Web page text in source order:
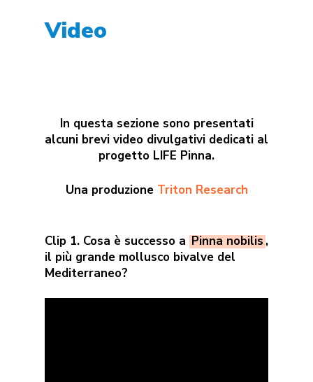
Video
In questa sezione sono presentati
alcuni brevi video divulgativi dedicati al
progetto LIFE Pinna.
Una produzione Triton Research
Clip 1. Cosa è successo a Pinna nobilis,
il più grande mollusco bivalve del
Mediterraneo?